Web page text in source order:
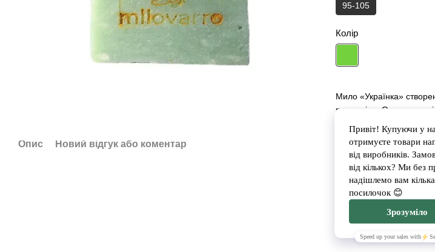
Опис Новий відгук або коментар
95-105
Колір
Мило «Українка»
рук та тіла. Оливкова
позитивно впливають
Повідомити,
Доставка Оплата